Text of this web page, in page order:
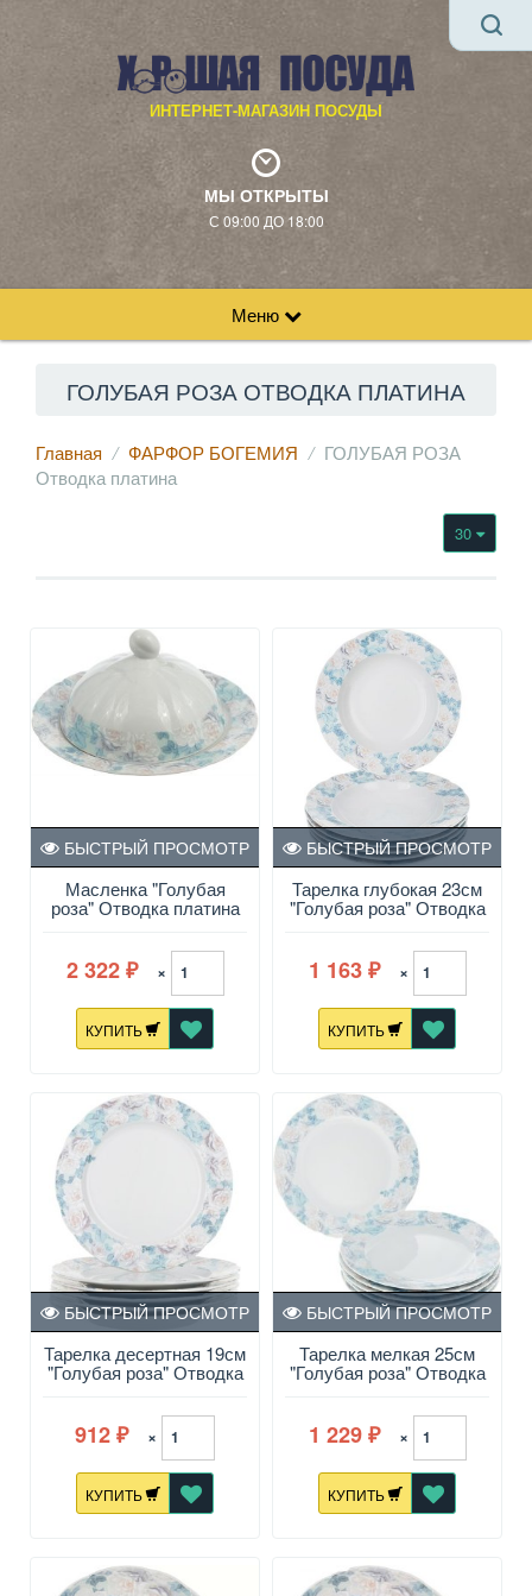
ИНТЕРНЕТ-МАГАЗИН ПОСУДЫ
МЫ ОТКРЫТЫ
С 09:00 ДО 18:00
Меню
ГОЛУБАЯ РОЗА ОТВОДКА ПЛАТИНА
Главная ФАРФОР БОГЕМИЯ
ГОЛУБАЯ РОЗА
Отводка платина
30
Масленка "Голубая
роза" Отводка платина
Rose
БЫСТРЫЙ ПРОСМОТР
2 322 ₽ ×
КУПИТЬ
Тарелка глубокая 23см
"Голубая роза" Отводка
платина Rose
БЫСТРЫЙ ПРОСМОТР
1 163 ₽ ×
КУПИТЬ
Тарелка десертная 19см
"Голубая роза" Отводка
платина Rose
БЫСТРЫЙ ПРОСМОТР
912 ₽ ×
КУПИТЬ
Тарелка мелкая 25см
"Голубая роза" Отводка
платина Rose
БЫСТРЫЙ ПРОСМОТР
1 229 ₽ ×
КУПИТЬ